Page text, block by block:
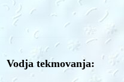
Vodja tekmovanja: